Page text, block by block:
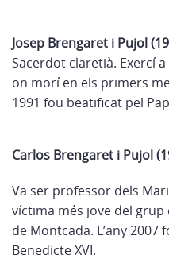
Josep Brengaret i Pujol
Sacerdot claretià. Exercí
on morí en els primers
1991 fou beatificat pel
Carlos Brengaret i Pujol
Va ser professor dels
víctima més jove del
de Montcada. L’any 2007
Benedicte XVI.